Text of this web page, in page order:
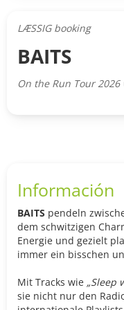
LÆSSIG booking
BAITS
On the Run Tour
Información
BAITS pendeln
dem schwitzigen
Energie und gezielt
immer ein bisschen
Mit Tracks wie „Sleep
sie nicht nur den